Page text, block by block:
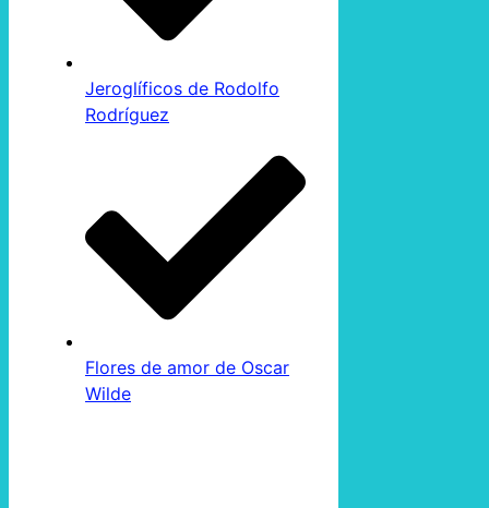
Jeroglíficos de Rodolfo
Rodríguez
Flores de amor de Oscar
Wilde